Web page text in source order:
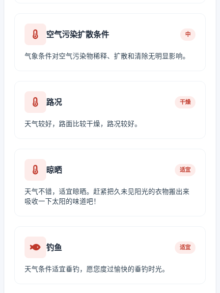
空气污染扩散条件 中
气象条件对空气污染物稀释、扩散和清除无明显影响。
路况 干燥
天气较好，路面比较干燥，路况较好。
晾晒 适宜
天气不错，适宜晾晒。赶紧把久未见阳光的衣物搬出来
吸收一下太阳的味道吧！
钓鱼 适宜
天气条件适宜垂钓，愿您度过愉快的垂钓时光。